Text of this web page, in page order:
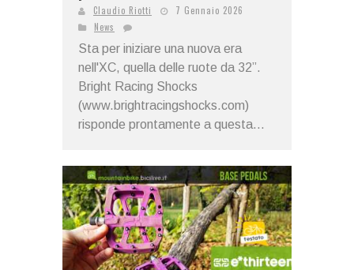
Claudio Riotti
7 Gennaio 2026
News
Sta per iniziare una nuova era
nell'XC, quella delle ruote da 32”.
Bright Racing Shocks
(www.brightracingshocks.com)
risponde prontamente a questa...